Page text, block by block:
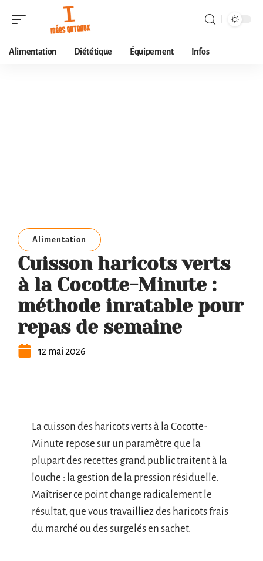
Alimentation Diététique Équipement Infos
Alimentation
Cuisson haricots verts
à la Cocotte-Minute :
méthode inratable pour
repas de semaine
12 mai 2026
La cuisson des haricots verts à la Cocotte-
Minute repose sur un paramètre que la
plupart des recettes grand public traitent à la
louche : la gestion de la pression résiduelle.
Maîtriser ce point change radicalement le
résultat, que vous travailliez des haricots frais
du marché ou des surgelés en sachet.